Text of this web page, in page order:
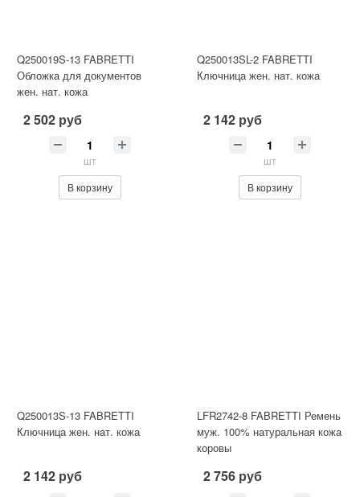
Q250019S-13 FABRETTI
Обложка для документов
жен. нат. кожа
2 502 руб
шт
В корзину
Q250013SL-2 FABRETTI
Ключница жен. нат. кожа
2 142 руб
шт
В корзину
Q250013S-13 FABRETTI
Ключница жен. нат. кожа
2 142 руб
LFR2742-8 FABRETTI Ремень
муж. 100% натуральная кожа
коровы
2 756 руб